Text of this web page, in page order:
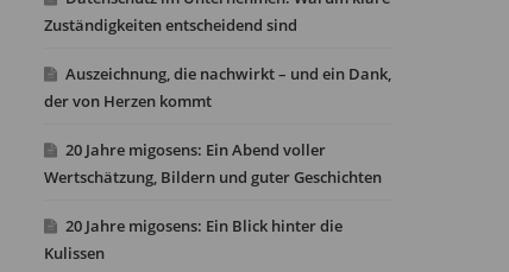
Zuständigkeiten entscheidend sind
Auszeichnung, die nachwirkt – und ein Dank,
der von Herzen kommt
20 Jahre migosens: Ein Abend voller
Wertschätzung, Bildern und guter Geschichten
20 Jahre migosens: Ein Blick hinter die
Kulissen